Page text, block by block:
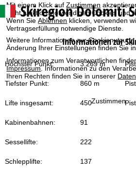
Mit einem Klick aufZustimmen
nicht funktionsnotwendigen Cookies und
Wenn SieAblehnen klicken, verwenden
Vertragserfüllung notwendige Dienste.
Weitere Informationen zur
Änderung Ihrer Einstellungen finden Sie
Informationen zum Verantwortlichen
Impressum. Informationen zu den
Ihren Rechten finden Sie in unserer
Zustimmen
t
a
r
t
s
Skiregion Dolomiti
Informationen zur
Höchster Punkt: 3.269 m
Tiefster Punkt: 860 m
Lifte insgesamt: 450
Kabinenbahnen: 91
Sessellifte: 222
Schlepplifte: 137